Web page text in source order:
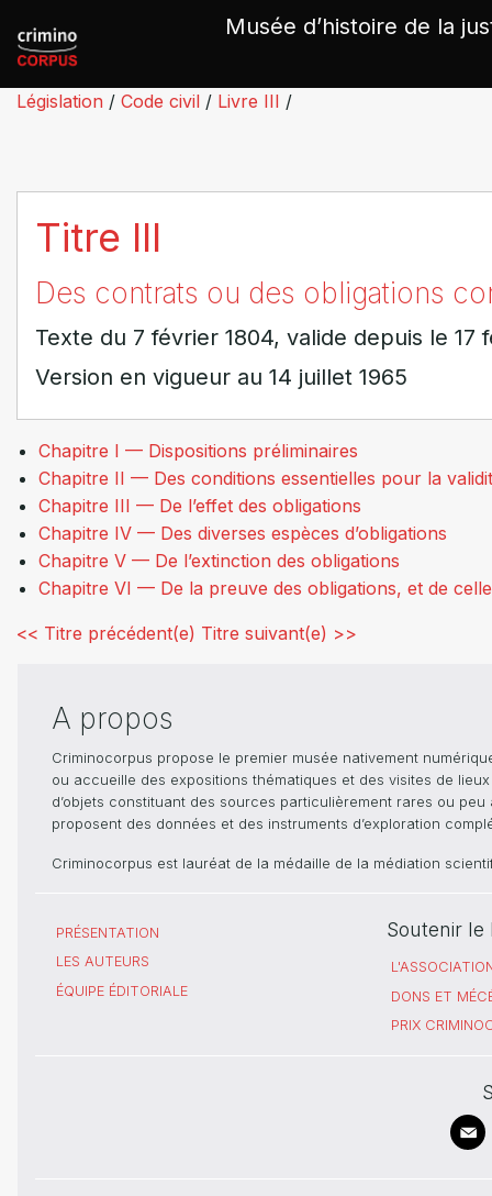
Musée d’histoire de la
Législation / Code civil / Livre III /
Titre III
Des contrats ou des obligations
Texte du 7 février 1804, valide depuis le 17
Version en vigueur au 14 juillet 1965
Chapitre I — Dispositions préliminaires
Chapitre II — Des conditions essentielles pour la
Chapitre III — De l’effet des obligations
Chapitre IV — Des diverses espèces d’obligations
Chapitre V — De l’extinction des obligations
Chapitre VI — De la preuve des obligations, et de
<< Titre précédent(e) Titre suivant(e) >>
A propos
Criminocorpus propose le premier musée nativement
ou accueille des expositions thématiques et des visites de
d’objets constituant des sources particulièrement rares ou
proposent des données et des instruments d’exploration
Criminocorpus est lauréat de la médaille de la médiation
PRÉSENTATION
LES AUTEURS
ÉQUIPE ÉDITORIALE
Soutenir le
DONS ET
PRIX
Panneau de gestion des cookies